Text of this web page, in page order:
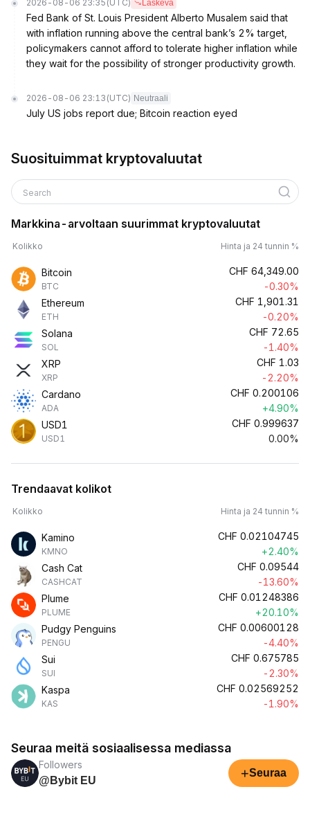
2026-08-06 23:35 (UTC) Laskeva
Fed Bank of St. Louis President Alberto Musalem said that
with inflation running above the central bank’s 2% target,
policymakers cannot afford to tolerate higher inflation while
they wait for the possibility of stronger productivity growth.
2026-08-06 23:13 (UTC) Neutraali
July US jobs report due; Bitcoin reaction eyed
Suosituimmat kryptovaluutat
Search
Markkina-arvoltaan suurimmat kryptovaluutat
Kolikko Hinta ja 24 tunnin %
Bitcoin
BTC
CHF 64,349.00
-0.30%
Ethereum
ETH
CHF 1,901.31
-0.20%
Solana
SOL
CHF 72.65
-1.40%
XRP
XRP
CHF 1.03
-2.20%
Cardano
ADA
CHF 0.200106
+4.90%
USD1
USD1
CHF 0.999637
0.00%
Trendaavat kolikot
Kolikko Hinta ja 24 tunnin %
Kamino
KMNO
CHF 0.02104745
+2.40%
Cash Cat
CASHCAT
CHF 0.09544
-13.60%
Plume
PLUME
CHF 0.01248386
+20.10%
Pudgy Penguins
PENGU
CHF 0.00600128
-4.40%
Sui
SUI
CHF 0.675785
-2.30%
Kaspa
KAS
CHF 0.02569252
-1.90%
Seuraa meitä sosiaalisessa mediassa
Followers
@Bybit EU
+Seuraa